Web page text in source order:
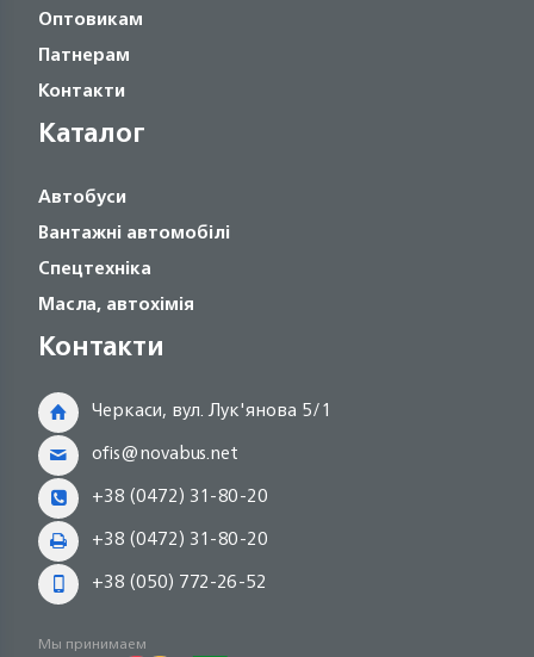
Оптовикам
Патнерам
Контакти
Каталог
Автобуси
Вантажні автомобілі
Спецтехніка
Масла, автохімія
Контакти
Черкаси, вул. Лук'янова 5/1
ofis@novabus.net
+38 (0472) 31-80-20
+38 (0472) 31-80-20
+38 (050) 772-26-52
Мы принимаем